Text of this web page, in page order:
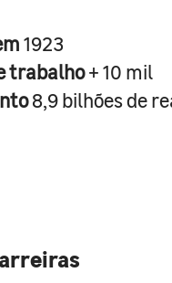
1923
trabalho+ 10 mil
8,9 bilhões de